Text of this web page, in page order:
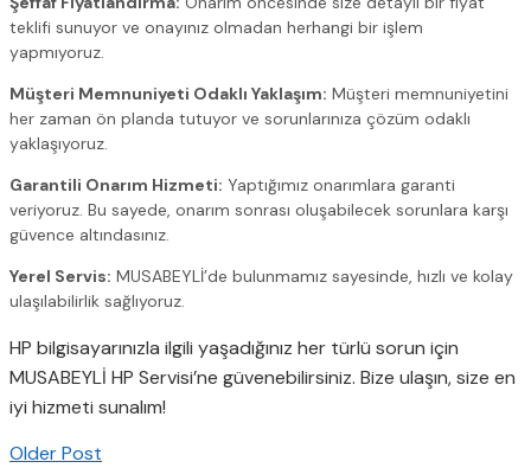
teklifi sunuyor ve onayınız olmadan herhangi bir işlem
yapmıyoruz.
Müşteri Memnuniyeti Odaklı Yaklaşım: Müşteri memnuniyetini
her zaman ön planda tutuyor ve sorunlarınıza çözüm odaklı
yaklaşıyoruz.
Garantili Onarım Hizmeti: Yaptığımız onarımlara garanti
veriyoruz. Bu sayede, onarım sonrası oluşabilecek sorunlara karşı
güvence altındasınız.
Yerel Servis: MUSABEYLİ’de bulunmamız sayesinde, hızlı ve kolay
ulaşılabilirlik sağlıyoruz.
HP bilgisayarınızla ilgili yaşadığınız her türlü sorun için
MUSABEYLİ HP Servisi’ne güvenebilirsiniz. Bize ulaşın, size en
iyi hizmeti sunalım!
Older Post